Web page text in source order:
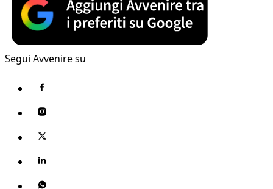
Segui Avvenire su